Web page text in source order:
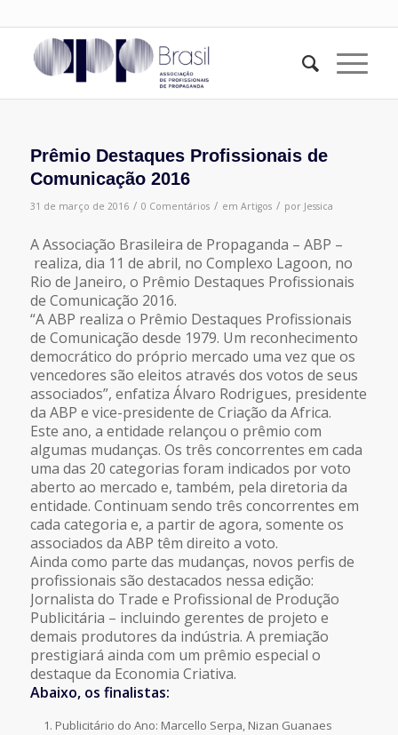
Prêmio Destaques Profissionais de
Comunicação 2016
31 de março de 2016 / 0 Comentários / em Artigos / por Jessica
A Associação Brasileira de Propaganda – ABP –
realiza, dia 11 de abril, no Complexo Lagoon, no
Rio de Janeiro, o Prêmio Destaques Profissionais
de Comunicação 2016.
“A ABP realiza o Prêmio Destaques Profissionais
de Comunicação desde 1979. Um reconhecimento
democrático do próprio mercado uma vez que os
vencedores são eleitos através dos votos de seus
associados”, enfatiza Álvaro Rodrigues, presidente
da ABP e vice-presidente de Criação da Africa.
Este ano, a entidade relançou o prêmio com
algumas mudanças. Os três concorrentes em cada
uma das 20 categorias foram indicados por voto
aberto ao mercado e, também, pela diretoria da
entidade. Continuam sendo três concorrentes em
cada categoria e, a partir de agora, somente os
associados da ABP têm direito a voto.
Ainda como parte das mudanças, novos perfis de
profissionais são destacados nessa edição:
Jornalista do Trade e Profissional de Produção
Publicitária – incluindo gerentes de projeto e
demais produtores da indústria. A premiação
prestigiará ainda com um prêmio especial o
destaque da Economia Criativa.
Abaixo, os finalistas:
Publicitário do Ano: Marcello Serpa, Nizan Guanaes